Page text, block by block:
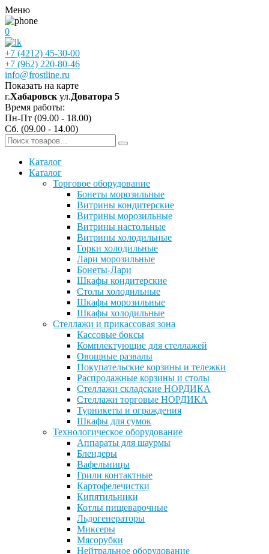
Меню
0
+7 (4212) 45-30-00
+7 (962) 220-80-46
info@frostline.ru
Показать на карте
г.Хабаровск ул.Доватора 5
Время работы:
Пн-Пт (09.00 - 18.00)
Сб. (09.00 - 14.00)
Каталог
Каталог
Торговое оборудование
Бонеты морозильные
Витрины кондитерские
Витрины морозильные
Витрины настольные
Витрины холодильные
Горки холодильные
Лари морозильные
Бонеты-Лари
Шкафы кондитерские
Столы холодильные
Шкафы морозильные
Шкафы холодильные
Стеллажи и прикассовая зона
Кассовые боксы
Комплектующие для стеллажей
Овощные развалы
Покупательские корзины и тележки
Распродажные корзины и столы
Стеллажи складские НОРДИКА
Стеллажи торговые НОРДИКА
Турникеты и ограждения
Шкафы для сумок
Технологическое оборудование
Аппараты для шаурмы
Блендеры
Вафельницы
Грили контактные
Картофелечистки
Кипятильники
Котлы пищеварочные
Льдогенераторы
Миксеры
Мясорубки
Нейтральное оборудование